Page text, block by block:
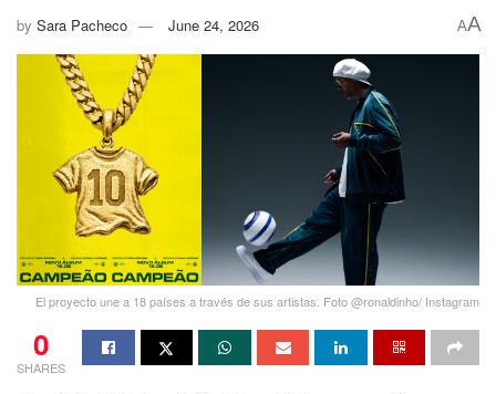
by Sara Pacheco June 24, 2026 AA
El proyecto une a 18 países a través de sus artistas. Foto @ronaldinho/ Instagram
0
SHARES